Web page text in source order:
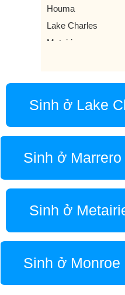
Houma
Lake Charles
Metairie
Sinh ở Lake
Sinh ở Marrero
Sinh ở
Sinh ở Monroe